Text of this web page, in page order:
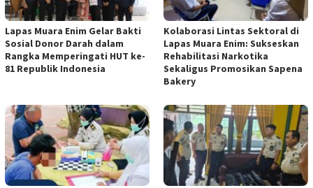
Lapas Muara Enim Gelar Bakti
Sosial Donor Darah dalam
Rangka Memperingati HUT ke-
81 Republik Indonesia
Kolaborasi Lintas Sektoral di
Lapas Muara Enim: Sukseskan
Rehabilitasi Narkotika
Sekaligus Promosikan Sapena
Bakery